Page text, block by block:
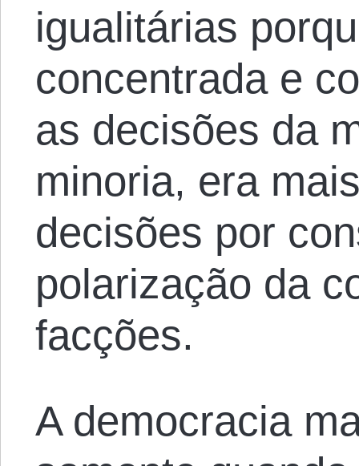
igualitárias
concentrada e
as decisões da
minoria, era
decisões por
polarização da
facções.
A democracia